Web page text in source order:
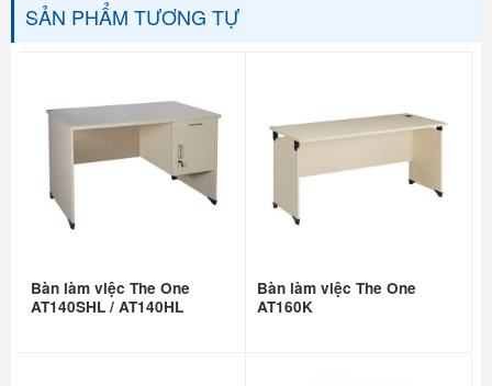
SẢN PHẨM TƯƠNG TỰ
Bàn làm việc The One
AT140SHL / AT140HL
Bàn làm việc The One
AT160K